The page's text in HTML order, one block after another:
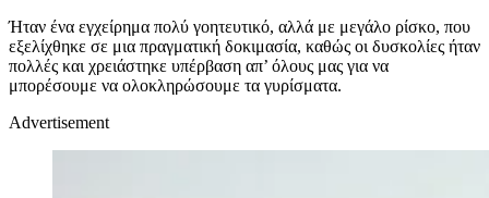
Ήταν ένα εγχείρημα πολύ γοητευτικό, αλλά με μεγάλο ρίσκο, που
εξελίχθηκε σε μια πραγματική δοκιμασία, καθώς οι δυσκολίες ήταν
πολλές και χρειάστηκε υπέρβαση απ’ όλους μας για να
μπορέσουμε να ολοκληρώσουμε τα γυρίσματα.
Advertisement